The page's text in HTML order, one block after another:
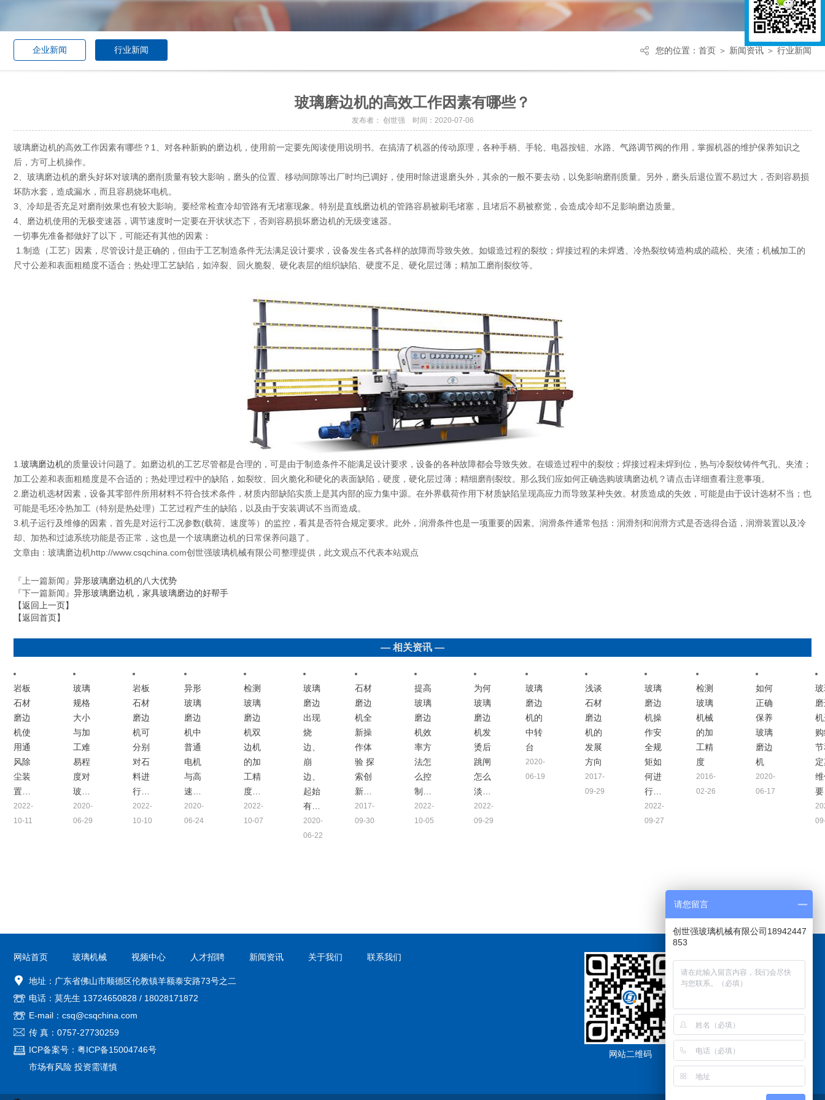
企业新闻 行业新闻 您的位置： 首页 ＞ 新闻资讯 ＞ 行业新闻
玻璃磨边机的高效工作因素有哪些？
发布者： 创世强 时间：2020-07-06
玻璃磨边机的高效工作因素有哪些？1、对各种新购的磨边机，使用前一定要先阅读使用说明书。在搞清了机器的传动原理，各种手柄、手轮、电器按钮、水路、气路调节阀的作用，掌握机器的维护保养知识之
后，方可上机操作。
2、玻璃磨边机的磨头好坏对玻璃的磨削质量有较大影响，磨头的位置、移动间隙等出厂时均已调好，使用时除进退磨头外，其余的一般不要去动，以免影响磨削质量。另外，磨头后退位置不易过大，否则容易损
坏防水套，造成漏水，而且容易烧坏电机。
3、冷却是否充足对磨削效果也有较大影响。要经常检查冷却管路有无堵塞现象。特别是直线磨边机的管路容易被刷毛堵塞，且堵后不易被察觉，会造成冷却不足影响磨边质量。
4、磨边机使用的无极变速器，调节速度时一定要在开状状态下，否则容易损坏磨边机的无级变速器。
一切事先准备都做好了以下，可能还有其他的因素：
1.制造（工艺）因素，尽管设计是正确的，但由于工艺制造条件无法满足设计要求，设备发生各式各样的故障而导致失效。如锻造过程的裂纹；焊接过程的未焊透、冷热裂纹铸造构成的疏松、夹渣；机械加工的
尺寸公差和表面粗糙度不适合；热处理工艺缺陷，如淬裂、回火脆裂、硬化表层的组织缺陷、硬度不足、硬化层过薄；精加工磨削裂纹等。
1. 玻璃磨边机的质量设计问题了。如磨边机的工艺尽管都是合理的，可是由于制造条件不能满足设计要求，设备的各种故障都会导致失效。在锻造过程中的裂纹；焊接过程未焊到位，热与冷裂纹铸件气孔、夹渣；
加工公差和表面粗糙度是不合适的；热处理过程中的缺陷，如裂纹、回火脆化和硬化的表面缺陷，硬度，硬化层过薄；精细磨削裂纹。那么我们应如何正确选购玻璃磨边机？请点击详细查看注意事项。
2.磨边机选材因素，设备其零部件所用材料不符合技术条件，材质内部缺陷实质上是其内部的应力集中源。在外界载荷作用下材质缺陷呈现高应力而导致某种失效。材质造成的失效，可能是由于设计选材不当；也
可能是毛坯冷热加工（特别是热处理）工艺过程产生的缺陷，以及由于安装调试不当而造成。
3.机子运行及维修的因素，首先是对运行工况参数(载荷、速度等）的监控，看其是否符合规定要求。此外，润滑条件也是一项重要的因素。润滑条件通常包括：润滑剂和润滑方式是否选得合适，润滑装置以及冷
却、加热和过滤系统功能是否正常，这也是一个玻璃磨边机的日常保养问题了。
文章由：玻璃磨边机http://www.csqchina.com创世强玻璃机械有限公司整理提供，此文观点不代表本站观点
『上一篇新闻』 异形玻璃磨边机的八大优势
『下一篇新闻』 异形玻璃磨边机，家具玻璃磨边的好帮手
【返回上一页】
【返回首页】
— 相关资讯 —
岩板
石材
磨边
机使
用通
风除
尘装
置…
2022-
10-11
玻璃
规格
大小
与加
工难
易程
度对
玻…
2020-
06-29
岩板
石材
磨边
机可
分别
对石
料进
行…
2022-
10-10
异形
玻璃
磨边
机中
普通
电机
与高
速…
2020-
06-24
检测
玻璃
磨边
机双
边机
的加
工精
度…
2022-
10-07
玻璃
磨边
出现
烧
边、
崩
边、
起始
有…
2020-
06-22
石材
磨边
机全
新操
作体
验 探
索创
新…
2017-
09-30
提高
玻璃
磨边
机效
率方
法怎
么控
制…
2022-
10-05
为何
玻璃
磨边
机发
烫后
跳闸
怎么
淡…
2022-
09-29
玻璃
磨边
机的
中转
台
2020-
06-19
浅谈
石材
磨边
机的
发展
方向
2017-
09-29
玻璃
磨边
机操
作安
全规
矩如
何进
行…
2022-
09-27
检测
玻璃
机械
的加
工精
度
2016-
02-26
如何
正确
保养
玻璃
磨边
机
2020-
06-17
网站首页 玻璃机械 视频中心 人才招聘 新闻资讯 关于我们 联系我们
地址：广东省佛山市顺德区伦教镇羊额泰安路73号之二
电话：莫先生 13724650828 / 18028171872
E-mail：csq@csqchina.com
传 真：0757-27730259
ICP备案号： 粤ICP备15004746号
市场有风险 投资需谨慎
网站二维码
请您留言
创世强玻璃机械有限公司18942447
853